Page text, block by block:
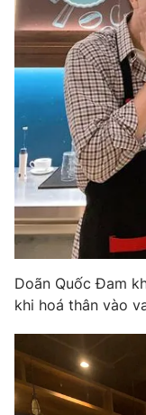
Doãn Quốc Đam
khi hoá thân vào